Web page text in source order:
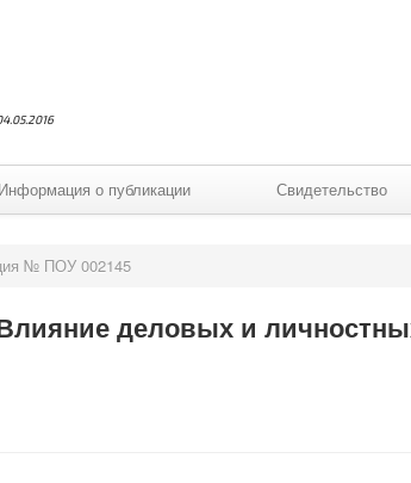
Информация о публикации Свидетельство
№ ПОУ 002145
деловых и